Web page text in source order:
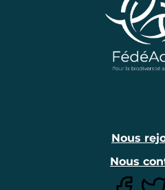
Nous
Nous